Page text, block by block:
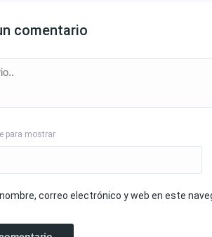
comentario
para mostrar
correo electrónico y web en este